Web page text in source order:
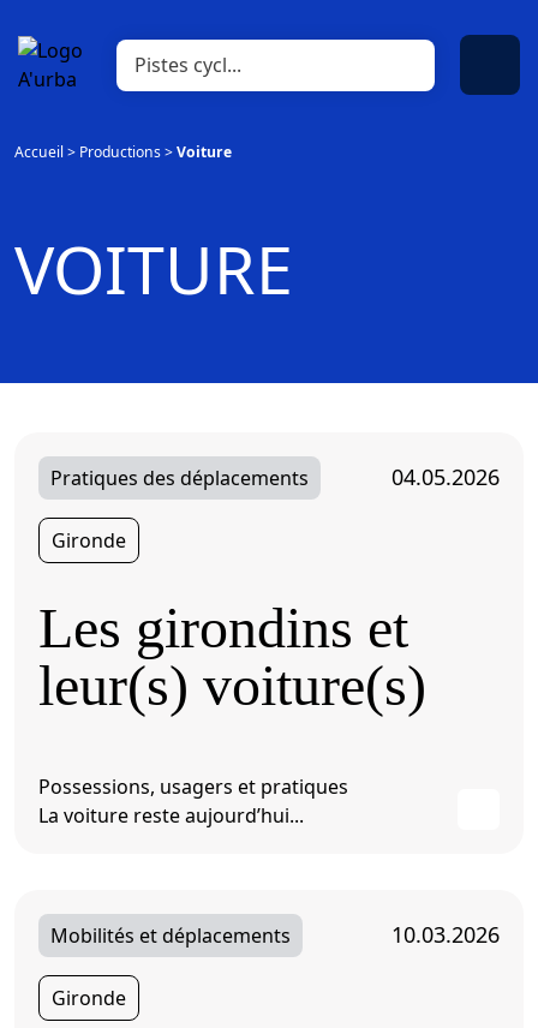
Accueil> Productions>Voiture
VOITURE
Pratiques des déplacements 04.05.2026
Gironde
Les girondins et
leur(s) voiture(s)
Possessions, usagers et pratiques
La voiture reste aujourd’hui...
Mobilités et déplacements 10.03.2026
Gironde